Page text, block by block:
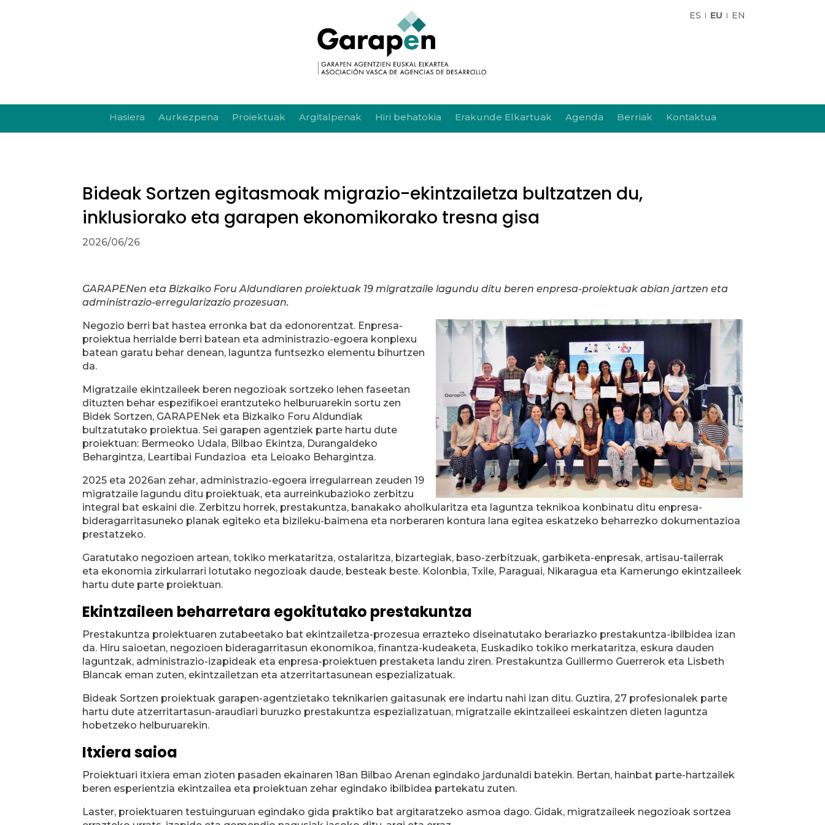
ES EU EN
Hasiera Aurkezpena Proiektuak Argitalpenak Hiri behatokia Erakunde Elkartuak Agenda Berriak Kontaktua
Bideak Sortzen egitasmoak migrazio-ekintzailetza bultzatzen du,
inklusiorako eta garapen ekonomikorako tresna gisa
2026/06/26
GARAPENen eta Bizkaiko Foru Aldundiaren proiektuak 19 migratzaile lagundu ditu beren enpresa-proiektuak abian jartzen eta
administrazio-erregularizazio prozesuan.
Negozio berri bat hastea erronka bat da edonorentzat. Enpresa-
proiektua herrialde berri batean eta administrazio-egoera konplexu
batean garatu behar denean, laguntza funtsezko elementu bihurtzen
da.
Migratzaile ekintzaileek beren negozioak sortzeko lehen faseetan
dituzten behar espezifikoei erantzuteko helburuarekin sortu zen
Bidek Sortzen, GARAPENek eta Bizkaiko Foru Aldundiak
bultzatutako proiektua. Sei garapen agentziek parte hartu dute
proiektuan: Bermeoko Udala, Bilbao Ekintza, Durangaldeko
Behargintza, Leartibai Fundazioa eta Leioako Behargintza.
2025 eta 2026an zehar, administrazio-egoera irregularrean zeuden 19
migratzaile lagundu ditu proiektuak, eta aurreinkubazioko zerbitzu
integral bat eskaini die. Zerbitzu horrek, prestakuntza, banakako aholkularitza eta laguntza teknikoa konbinatu ditu enpresa-
bideragarritasuneko planak egiteko eta bizileku-baimena eta norberaren kontura lana egitea eskatzeko beharrezko dokumentazioa
prestatzeko.
Garatutako negozioen artean, tokiko merkataritza, ostalaritza, bizartegiak, baso-zerbitzuak, garbiketa-enpresak, artisau-tailerrak
eta ekonomia zirkularrari lotutako negozioak daude, besteak beste. Kolonbia, Txile, Paraguai, Nikaragua eta Kamerungo ekintzaileek
hartu dute parte proiektuan.
Ekintzaileen beharretara egokitutako prestakuntza
Prestakuntza proiektuaren zutabeetako bat ekintzailetza-prozesua errazteko diseinatutako berariazko prestakuntza-ibilbidea izan
da. Hiru saioetan, negozioen bideragarritasun ekonomikoa, finantza-kudeaketa, Euskadiko tokiko merkataritza, eskura dauden
laguntzak, administrazio-izapideak eta enpresa-proiektuen prestaketa landu ziren. Prestakuntza Guillermo Guerrerok eta Lisbeth
Blancak eman zuten, ekintzailetzan eta atzerritartasunean espezializatuak.
Bideak Sortzen proiektuak garapen-agentzietako teknikarien gaitasunak ere indartu nahi izan ditu. Guztira, 27 profesionalek parte
hartu dute atzerritartasun-araudiari buruzko prestakuntza espezializatuan, migratzaile ekintzaileei eskaintzen dieten laguntza
hobetzeko helburuarekin.
Itxiera saioa
Proiektuari itxiera eman zioten pasaden ekainaren 18an Bilbao Arenan egindako jardunaldi batekin. Bertan, hainbat parte-hartzailek
beren esperientzia ekintzailea eta proiektuan zehar egindako ibilbidea partekatu zuten.
Laster, proiektuaren testuinguruan egindako gida praktiko bat argitaratzeko asmoa dago. Gidak, migratzaileek negozioak sortzea